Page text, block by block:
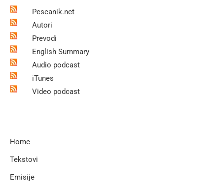
Pescanik.net
Autori
Prevodi
English Summary
Audio podcast
iTunes
Video podcast
Home
Tekstovi
Emisije